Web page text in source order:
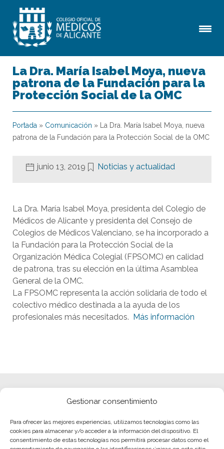
Gestionar consentimiento
Para ofrecer las mejores experiencias, utilizamos tecnologías como las
cookies para almacenar y/o acceder a la información del dispositivo. El
consentimiento de estas tecnologías nos permitirá procesar datos como el
La Dra. María Isabel Moya, nueva
patrona de la Fundación para la
Protección Social de la OMC
Portada » Comunicación »
La Dra. María Isabel Moya, nueva
patrona de la Fundación para la Protección Social de la OMC
junio 13, 2019 Noticias y actualidad
La Dra. María Isabel Moya, presidenta del Colegio de
Médicos de Alicante y presidenta del Consejo de
Colegios de Médicos Valenciano, se ha incorporado a
la Fundación para la Protección Social de la
Organización Médica Colegial (FPSOMC) en calidad
de patrona, tras su elección en la última Asamblea
General de la OMC.
La FPSOMC representa la acción solidaria de todo el
colectivo médico destinada a la ayuda de los
profesionales más necesitados. Más información